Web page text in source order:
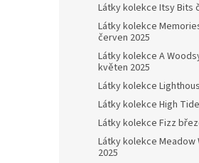
Látky kolekce Itsy Bits
Látky kolekce
červen 2025
Látky kolekce A
květen 2025
Látky kolekce
Látky kolekce High
Látky kolekce Fizz
Látky kolekce Meadow
2025